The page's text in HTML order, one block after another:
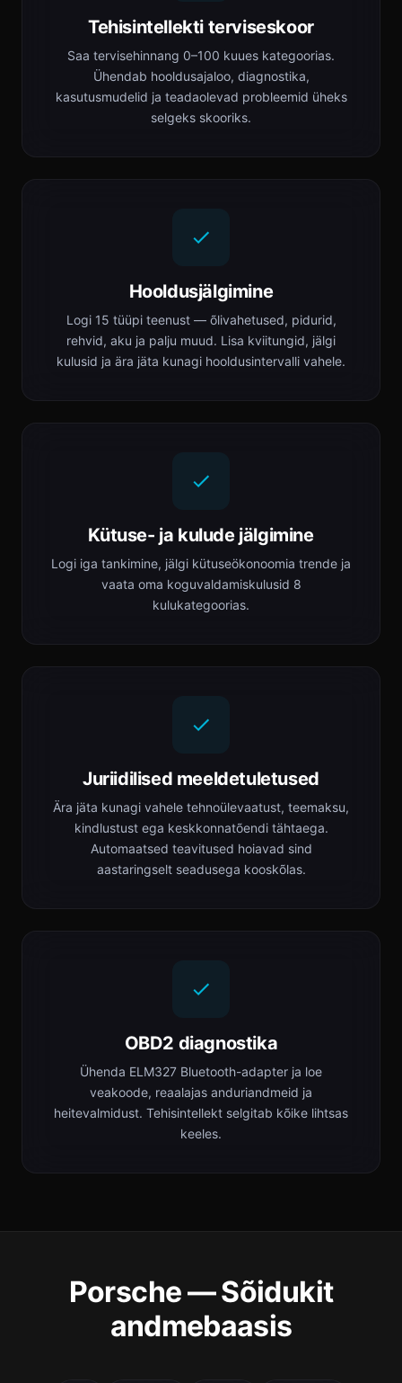
Tehisintellekti terviseskoor
Saa tervisehinnang 0–100 kuues kategoorias.
Ühendab hooldusajaloo, diagnostika,
kasutusmudelid ja teadaolevad probleemid üheks
selgeks skooriks.
Hooldusjälgimine
Logi 15 tüüpi teenust — õlivahetused, pidurid,
rehvid, aku ja palju muud. Lisa kviitungid, jälgi
kulusid ja ära jäta kunagi hooldusintervalli vahele.
Kütuse- ja kulude jälgimine
Logi iga tankimine, jälgi kütuseökonoomia trende ja
vaata oma koguvaldamiskulusid 8
kulukategoorias.
Juriidilised meeldetuletused
Ära jäta kunagi vahele tehnoülevaatust, teemaksu,
kindlustust ega keskkonnatõendi tähtaega.
Automaatsed teavitused hoiavad sind
aastaringselt seadusega kooskõlas.
OBD2 diagnostika
Ühenda ELM327 Bluetooth-adapter ja loe
veakoode, reaalajas anduriandmeid ja
heitevalmidust. Tehisintellekt selgitab kõike lihtsas
keeles.
Porsche — Sõidukit
andmebaasis